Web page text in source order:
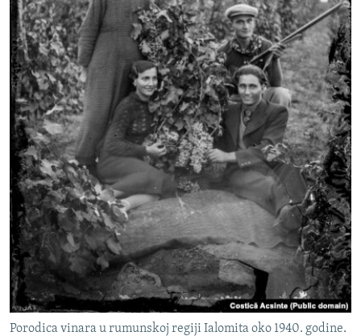
Porodica vinara u rumunskoj regiji Ialomita oko 1940. godine.